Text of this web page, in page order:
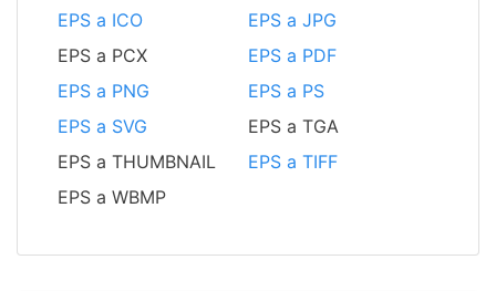
EPS a ICO
EPS a JPG
EPS a PCX
EPS a PDF
EPS a PNG
EPS a PS
EPS a SVG
EPS a TGA
EPS a THUMBNAIL
EPS a TIFF
EPS a WBMP